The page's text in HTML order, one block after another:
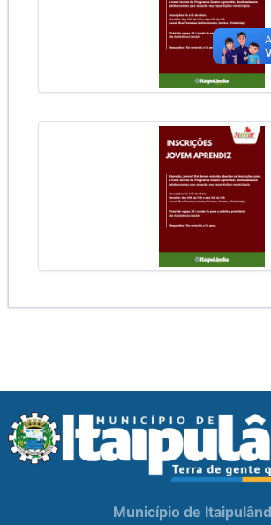
Município de